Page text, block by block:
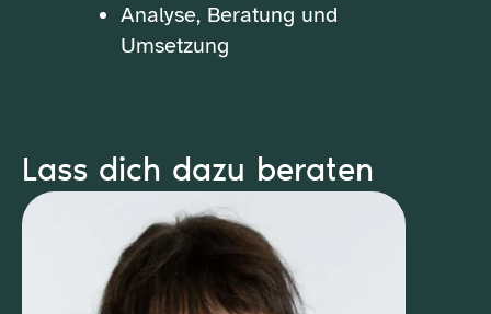
Analyse, Beratung und
Umsetzung
Lass dich dazu beraten